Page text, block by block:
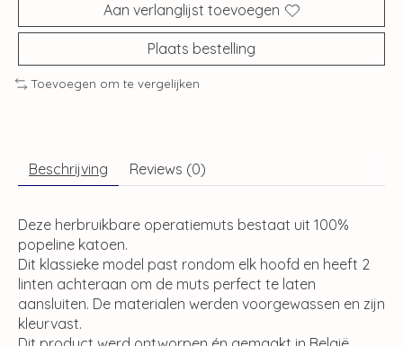
Aan verlanglijst toevoegen
Plaats bestelling
Toevoegen om te vergelijken
Beschrijving Reviews (0)
Deze herbruikbare operatiemuts bestaat uit 100%
popeline katoen.
Dit klassieke model past rondom elk hoofd en heeft 2
linten achteraan om de muts perfect te laten
aansluiten. De materialen werden voorgewassen en zijn
kleurvast.